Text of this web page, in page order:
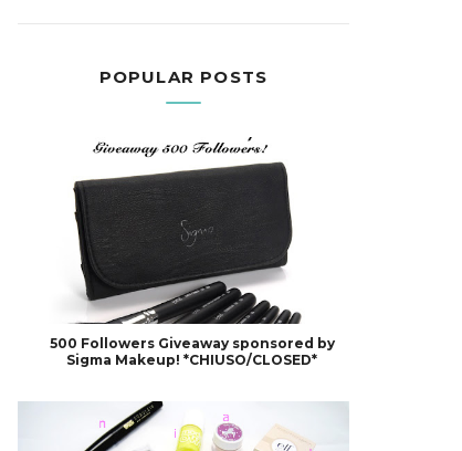
POPULAR POSTS
500 Followers Giveaway sponsored by
Sigma Makeup! *CHIUSO/CLOSED*